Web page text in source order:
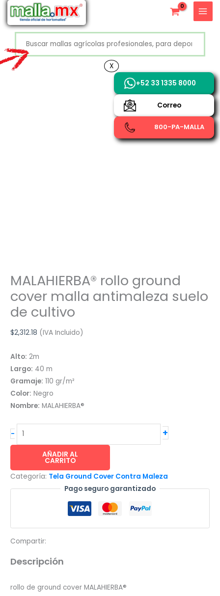
contenido
MALAHIERBA® rollo ground
cover malla antimaleza suelo
de cultivo
$2,312.18 (IVA Incluido)
Alto: 2m
Largo: 40 m
Gramaje: 110 gr/m²
Color: Negro
Nombre: MALAHIERBA®
-
MALAHIERBA®
malla
antimaleza
cultivo
cantidad
+
AÑADIR AL
CARRITO
Categoría: Tela Ground Cover Contra Maleza
Pago seguro garantizado
Compartir:
Descripción
rollo de ground cover MALAHIERBA®
X
+52 800 726 2552
+52 33 1335 8000
Correo
800-PA-MALLA
X